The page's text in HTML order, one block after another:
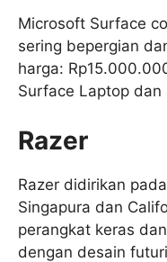
Microsoft Surface
sering bepergian
harga:
Surface Laptop dan
Razer
Razer didirikan
Singapura dan
perangkat keras
dengan desain